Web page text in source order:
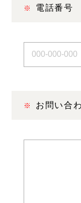
電話番号
お問い合